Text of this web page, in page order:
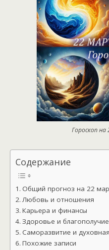
Гороскоп
Содержание
Общий прогноз на 22
Любовь и отношения
Карьера и финансы
Здоровье и благополучие
Саморазвитие и
Похожие записи